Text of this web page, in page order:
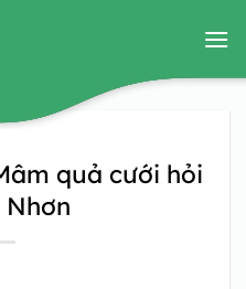
quả cưới hỏi
Nhơn